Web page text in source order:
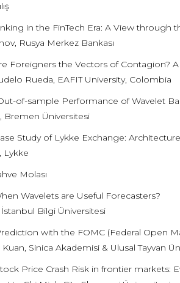
in the FinTech Era: A View
Rusya Merkez Bankası
Foreigners the Vectors of Contagion?
Rueda, EAFIT University, Colombia
of-sample Performance of Wavelet
Bremen Üniversitesi
Study of Lykke Exchange:
Lykke
Molası
Wavelets are Useful Forecasters?
Bilgi Üniversitesi
with the FOMC (Federal Open
Sinica Akademisi & Ulusal Tayvan
Price Crash Risk in frontier markets: